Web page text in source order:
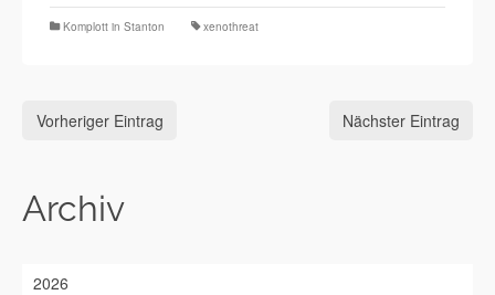
Komplott in Stanton xenothreat
Vorheriger Eintrag Nächster Eintrag
Archiv
2026